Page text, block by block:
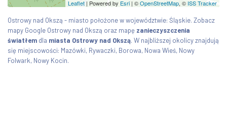
Leaflet | Powered by Esri | ©OpenStreetMap, © ISS Tracker
Ostrowy nad Okszą - miasto położone w województwie: Śląskie. Zobacz
mapy Google Ostrowy nad Okszą oraz mapę zanieczyszczenia
światłem dla miasta Ostrowy nad Okszą. W najbliższej okolicy znajdują
się miejscowości: Mazówki, Rywaczki, Borowa, Nowa Wieś, Nowy
Folwark, Nowy Kocin.